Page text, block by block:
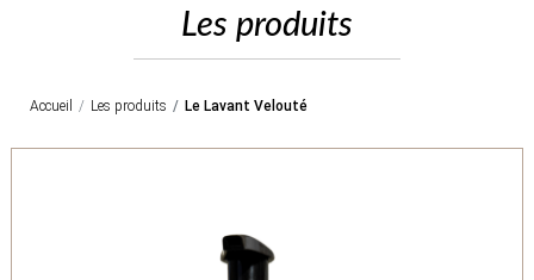
Les produits
Accueil Les produits Le Lavant Velouté